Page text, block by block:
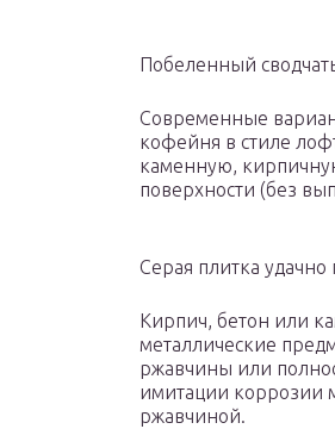
Побеленный
Современные
кофейня в стиле
каменную,
поверхности (без
Серая плитка
Кирпич, бетон или
металлические
ржавчины или
имитации коррозии
ржавчиной.